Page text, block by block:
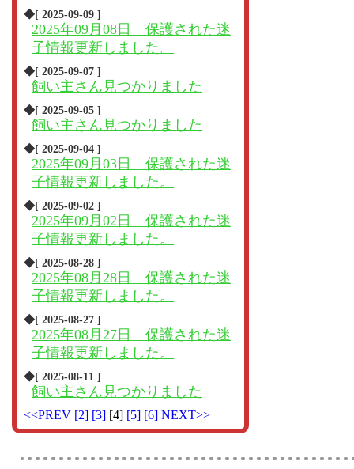
◆[ 2025-09-09 ]
2025年09月08日 保護された迷
子情報更新しました。
◆[ 2025-09-07 ]
飼い主さん見つかりました
◆[ 2025-09-05 ]
飼い主さん見つかりました
◆[ 2025-09-04 ]
2025年09月03日 保護された迷
子情報更新しました。
◆[ 2025-09-02 ]
2025年09月02日 保護された迷
子情報更新しました。
◆[ 2025-08-28 ]
2025年08月28日 保護された迷
子情報更新しました。
◆[ 2025-08-27 ]
2025年08月27日 保護された迷
子情報更新しました。
◆[ 2025-08-11 ]
飼い主さん見つかりました
<<PREV [2] [3] [4] [5] [6] NEXT>>